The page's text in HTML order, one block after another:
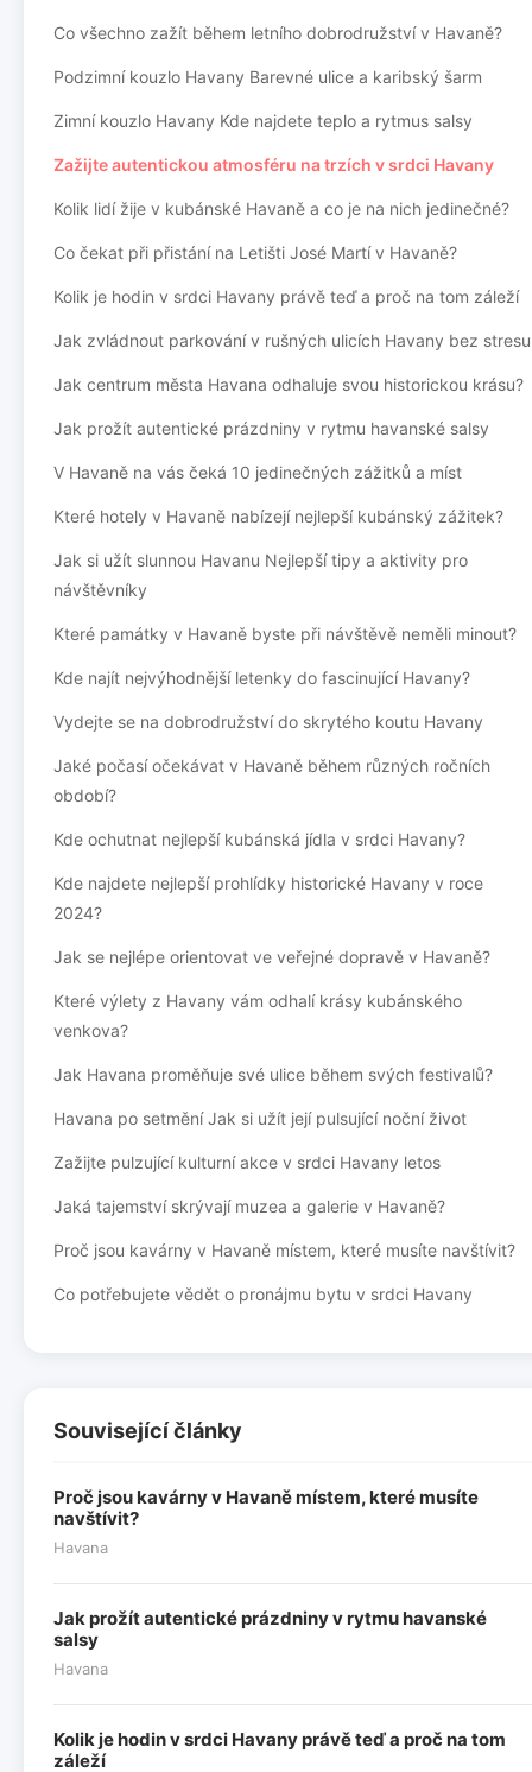
Co všechno zažít během letního dobrodružství v Havaně?
Podzimní kouzlo Havany Barevné ulice a karibský šarm
Zimní kouzlo Havany Kde najdete teplo a rytmus salsy
Zažijte autentickou atmosféru na trzích v srdci Havany
Kolik lidí žije v kubánské Havaně a co je na nich jedinečné?
Co čekat při přistání na Letišti José Martí v Havaně?
Kolik je hodin v srdci Havany právě teď a proč na tom záleží
Jak zvládnout parkování v rušných ulicích Havany bez stresu
Jak centrum města Havana odhaluje svou historickou krásu?
Jak prožít autentické prázdniny v rytmu havanské salsy
V Havaně na vás čeká 10 jedinečných zážitků a míst
Které hotely v Havaně nabízejí nejlepší kubánský zážitek?
Jak si užít slunnou Havanu Nejlepší tipy a aktivity pro
návštěvníky
Které památky v Havaně byste při návštěvě neměli minout?
Kde najít nejvýhodnější letenky do fascinující Havany?
Vydejte se na dobrodružství do skrytého koutu Havany
Jaké počasí očekávat v Havaně během různých ročních
období?
Kde ochutnat nejlepší kubánská jídla v srdci Havany?
Kde najdete nejlepší prohlídky historické Havany v roce
2024?
Jak se nejlépe orientovat ve veřejné dopravě v Havaně?
Které výlety z Havany vám odhalí krásy kubánského
venkova?
Jak Havana proměňuje své ulice během svých festivalů?
Havana po setmění Jak si užít její pulsující noční život
Zažijte pulzující kulturní akce v srdci Havany letos
Jaká tajemství skrývají muzea a galerie v Havaně?
Proč jsou kavárny v Havaně místem, které musíte navštívit?
Co potřebujete vědět o pronájmu bytu v srdci Havany
Související články
Proč jsou kavárny v Havaně místem, které musíte
navštívit?
Havana
Jak prožít autentické prázdniny v rytmu havanské
salsy
Havana
Kolik je hodin v srdci Havany právě teď a proč na tom
záleží